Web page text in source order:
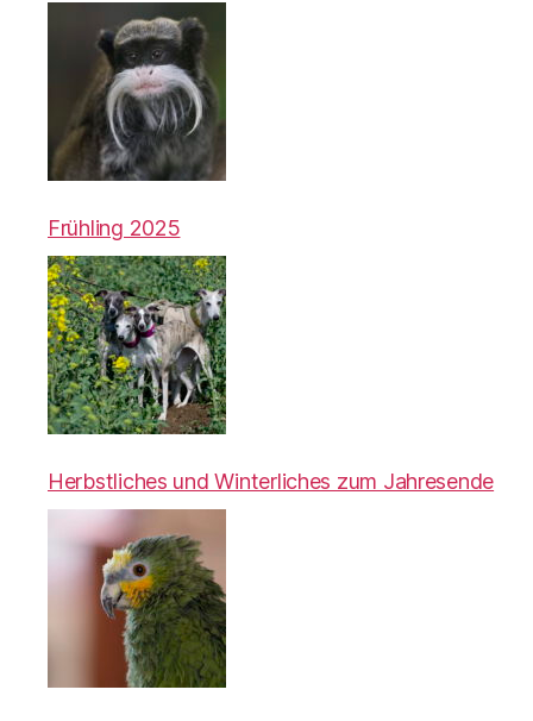
Frühling 2025
Herbstliches und Winterliches zum Jahresende